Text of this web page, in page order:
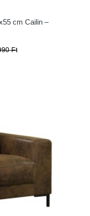
cm Cailin –
Ft